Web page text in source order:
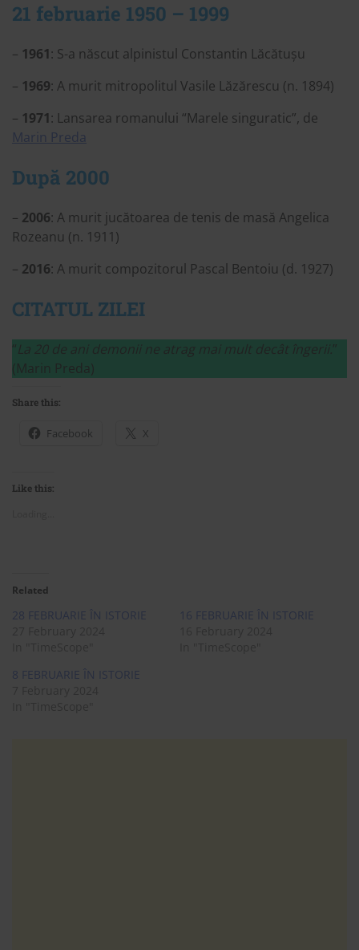
21 februarie 1950 – 1999
– 1961 : S-a născut alpinistul Constantin Lăcătușu
– 1969: A murit mitropolitul Vasile Lăzărescu (n. 1894)
– 1971 : Lansarea romanului “Marele singuratic”, de
Marin Preda
După 2000
– 2006: A murit jucătoarea de tenis de masă Angelica
Rozeanu (n. 1911)
– 2016: A murit compozitorul Pascal Bentoiu (d. 1927)
CITATUL ZILEI
“La 20 de ani demonii ne atrag mai mult decât îngerii.”
(Marin Preda)
Share this:
Facebook X
Like this:
Related
28 FEBRUARIE ÎN ISTORIE
16 FEBRUARIE ÎN ISTORIE
8 FEBRUARIE ÎN ISTORIE